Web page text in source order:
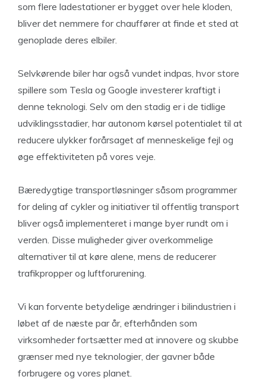
som flere ladestationer er bygget over hele kloden,
bliver det nemmere for chauffører at finde et sted at
genoplade deres elbiler.
Selvkørende biler har også vundet indpas, hvor store
spillere som Tesla og Google investerer kraftigt i
denne teknologi. Selv om den stadig er i de tidlige
udviklingsstadier, har autonom kørsel potentialet til at
reducere ulykker forårsaget af menneskelige fejl og
øge effektiviteten på vores veje.
Bæredygtige transportløsninger såsom programmer
for deling af cykler og initiativer til offentlig transport
bliver også implementeret i mange byer rundt om i
verden. Disse muligheder giver overkommelige
alternativer til at køre alene, mens de reducerer
trafikpropper og luftforurening.
Vi kan forvente betydelige ændringer i bilindustrien i
løbet af de næste par år, efterhånden som
virksomheder fortsætter med at innovere og skubbe
grænser med nye teknologier, der gavner både
forbrugere og vores planet.